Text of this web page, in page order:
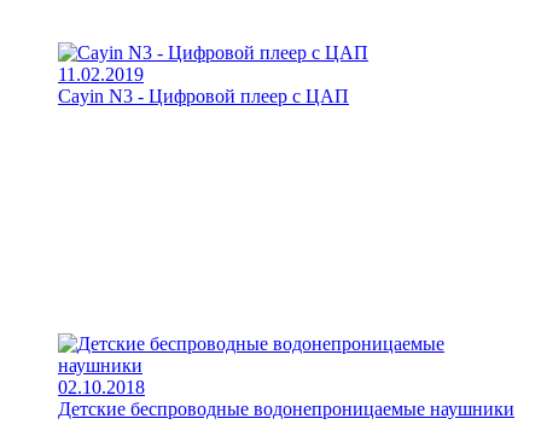
11.02.2019
Cayin N3 - Цифровой плеер с ЦАП
02.10.2018
Детские беспроводные водонепроницаемые наушники